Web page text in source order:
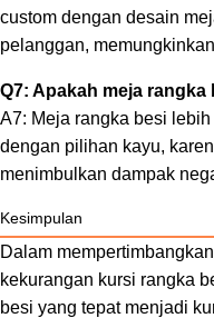
custom dengan desain
pelanggan,
Q7: Apakah meja
A7: Meja rangka besi
dengan pilihan kayu,
menimbulkan dampak
Kesimpulan
Dalam
kekurangan kursi rangka
besi yang tepat menjadi